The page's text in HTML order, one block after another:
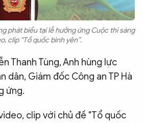
phát biểu tại lễ hưởng ứng Cuộc thi sáng
clip “Tổ quốc bình yên”.
Thanh Tùng, Anh hùng lực
dân, Giám đốc Công an TP Hà
ứng.
clip với chủ đề "Tổ quốc